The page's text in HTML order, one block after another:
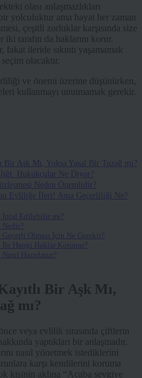
olası anlaşmazlıkları
yolculuktur ama hayat her zaman
çeşitli zorluklar karşısında size
tarafın da haklarını korur.
ileride sıkıntı yaşamamak
olacaktır.
ve önemi üzerine düşünürken,
kullanmayı unutmamak gerekir.
Aşk Mı, Yoksa Yasal Bir Tuzağ mı?
Hukukçular Ne Diyor?
Neden Önemlidir?
Evliliğe İleri! Ama Geçerliliği Ne?
İptal Edilebilir mi?
Nedir?
Olması İçin Ne Gerekir?
İle Hangi Haklar Korunur?
Hazırlanır?
Bir Aşk Mı,
mı?
veya evlilik sırasında çiftlerin
yaptıkları bir anlaşmadır.
nasıl yönetmek istediklerini
karşı kendilerini koruma
kişinin aklına “Acaba sevgiye